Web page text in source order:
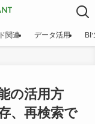
関連 データ活用 BI
の活用方
、再検索で